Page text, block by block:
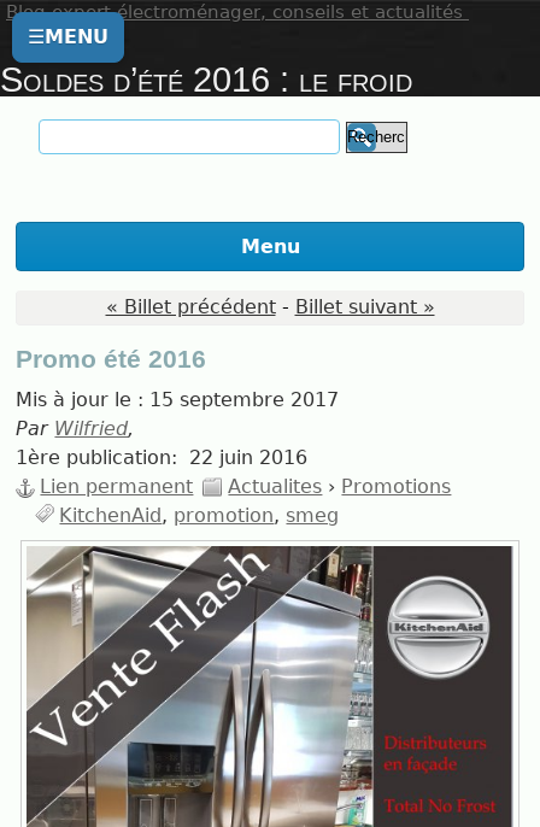
Blog expert électroménager, conseils et actualités
Soldes d’été 2016 : le froid
☰MENU
Menu
« Billet précédent - Billet suivant »
Promo été 2016
Mis à jour le : 15 septembre 2017
Par Wilfried,
1ère publication: 22 juin 2016
Lien permanent
Actualites › Promotions
KitchenAid
promotion smeg